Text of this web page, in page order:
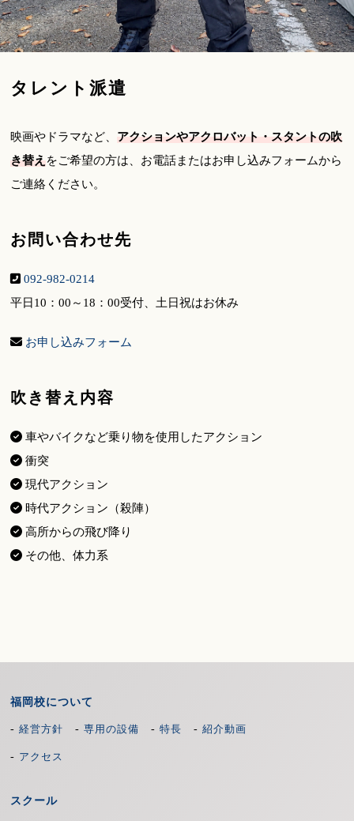
タレント派遣
映画やドラマなど、 アクションやアクロバット・スタントの吹
き替え をご希望の方は、お電話またはお申し込みフォームから
ご連絡ください。
お問い合わせ先
092-982-0214
平日10：00～18：00受付、土日祝はお休み
お申し込みフォーム
吹き替え内容
車やバイクなど乗り物を使用したアクション
衝突
現代アクション
時代アクション（殺陣）
高所からの飛び降り
その他、体力系
福岡校について
-経営方針 -専用の設備 -特長 -紹介動画
- アクセス
スクール